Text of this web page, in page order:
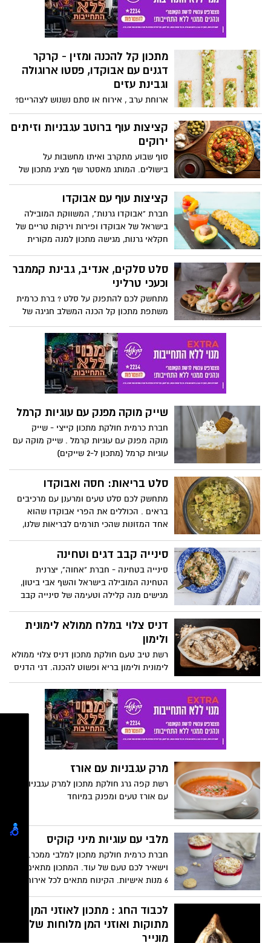
תפוזים סחוט טבעי של פרימור, נהדרת כמנת
ביניים, לאירוח וכקינוח בארוחות חגיגיות.
מתכון קל להכנה ומזין - קרקר
דגנים עם אבוקדו, פסטו ארוגולה
וגבינת עזים
ארוחת ערב , אירוח או סתם נשנוש לצהריים?
המתכון הבא עונה בדיוק על הדרישות קל
להכנה במינימום זמן, ומזין. חברת כרמית
חולקת מתכון קל להכנה קרקר דגנים עם
קציצות עוף ברוטב עגבניות וזיתים
ירוקים
סוף שבוע מתקרב ואיתו מחשבות על
בישולים. המותג מאסטר שף מציג מתכון של
קציצות עוף ברוטב עגבניות וזיתים ירוקים,
מתכון נפלא ופשוט לארוחת שישי.
קציצות עוף עם אבוקדו
חברת "אבוקדו גרנות", המשווקת המובילה
בישראל של אבוקדו ופירות וירקות טריים של
חקלאי גרנות, מגישה מתכון למנה מקורית
אבוקדו! מתכון קל הכנה המשלב אבוקדו
במנה המתאימה כמנה עיקרית בארוחת
צהריים, ערב ובאירוח משפחתי. בתיאבון!
סלט סלקים, אנדיב, גבינת קממבר
וכעכי טרליני
מתחשק לכם להתפנק על סלט ? ברת כרמית
משתפת מתכון קל הכנה המשלב חגיגה של
טעמים – סלט של סלקים, אנדיב, גבינת
קממבר וכעכי טרליני.
שייק מוקה מפנק עם עוגיות קרמל
חברת כרמית חולקת מתכון קייצי - שייק
מוקה מפנק עם עוגיות קרמל . שייק מוקה עם
עוגיות קרמל (מתכון ל-2 שייקים)
סלט בריאות: חסה ואבוקדו
מתחשק לכם סלט טעים ומרענן עם מרכיבים
בראים . הכוללים את הפרי אבוקדו שהוא
אחד המזונות שהכי תורמים לבריאות שלנו,
חיוניות, הוא מכיל גם נוגדי רעלנים, מאזן את
רמת הסוכר, הכולסטרול והטריגליצרידים בגוף
שלנו, יש בו סיבים תזונתיים שנמסים במים
ומזינים את החיידקים הידידותיים שבמעיים.
לכן מומלץ לשלב אותו במגוון מתכונים. קבלו
את ההמלצה שלנו :
סינייה קבב דגים וטחינה
סינייה בטחינה - חברת "אחוה", יצרנית
הטחינה המובילה בישראל והשף אבי ביטון,
מגישים מנה קלילה וטעימה של סינייה קבב
הכנה ומתאימה לארוחת צהריים או ערב
ולאירוח חגיגי.
דניס צלוי במלח ממולא לימונית
ולימון
רשת טיב טעם חולקת מתכון דניס צלוי ממולא
לימונית ולימון בריא ופשוט להכנה. דגי הדניס
הם בין הזנים הנפוצים לאכילה בארצנו הוא
מגיע מן הים התיכון.
מרק עגבניות עם אורז
רשת קפה גרג חולקת מתכון למרק עגבניות
עם אורז טעים ומפנק במיוחד
מלבי עם עוגיות מיני קוקיס
חברת כרמית חולקת מתכון למלבי ממכר.
וישאיר לכם טעם של עוד. המתכון מתאים ל-
6 מנות אישיות. הקינוח מתאים לכל אירוח.
לכבוד החג : מתכון לאוזני המן
מתוקות ואוזני המן מלוחות של
מונייר